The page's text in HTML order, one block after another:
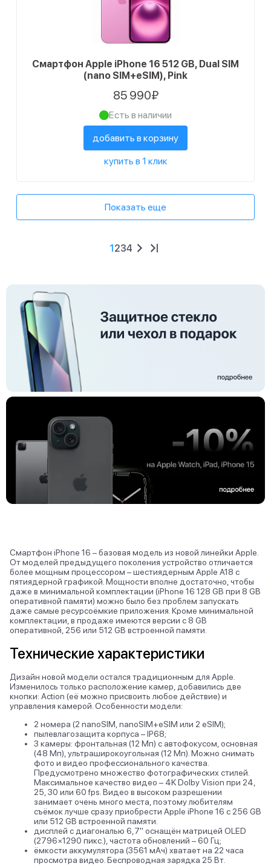
Смартфон Apple iPhone 16 512 GB, Dual SIM
(nano SIM+eSIM), Pink
85 990₽
Есть в наличии
добавить в корзину
купить в 1 клик
Показать еще
1234
Смартфон iPhone 16 – базовая модель из новой линейки Apple.
От моделей предыдущего поколения устройство отличается
более мощным процессором – шестиядерным Apple A18 с
пятиядерной графикой. Мощности вполне достаточно, чтобы
даже в минимальной комплектации (iPhone 16 128 GB при 8 GB
оперативной памяти) можно было без проблем запускать
даже самые ресурсоёмкие приложения. Кроме минимальной
комплектации, в продаже имеются версии с 8 GB
оперативной, 256 или 512 GB встроенной памяти.
Технические характеристики
Дизайн новой модели остался традиционным для Apple.
Изменилось только расположение камер, добавились две
кнопки: Action (её можно присвоить любое действие) и
управления камерой. Особенности модели:
2 номера (2 nanoSIM, nanoSIM+eSIM или 2 eSIM);
пылевлагозащита корпуса – IP68;
3 камеры: фронтальная (12 Мп) с автофокусом, основная
(48 Мп), ультраширокоугольная (12 Мп). Можно снимать
фото и видео профессионального качества.
Предусмотрено множество фотографических стилей.
Максимальное качество видео – 4K Dolby Vision при 24,
25, 30 или 60 fps. Видео в высоком разрешении
занимает очень много места, поэтому любителям
съёмок лучше сразу приобрести Apple iPhone 16 с 256 GB
или 512 GB встроенной памяти.
дисплей с диагональю 6,7" оснащён матрицей OLED
(2796×1290 пикс.), частота обновлений – 60 Гц;
ёмкости аккумулятора (3561 мАч) хватает на 22 часа
просмотра видео. Беспроводная зарядка 25 Вт.